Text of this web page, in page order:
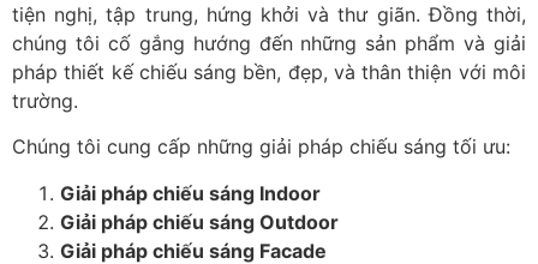
tiện nghị, tập trung, hứng khởi và thư giãn. Đồng thời,
chúng tôi cố gắng hướng đến những sản phẩm và giải
pháp thiết kế chiếu sáng bền, đẹp, và thân thiện với môi
trường.
Chúng tôi cung cấp những giải pháp chiếu sáng tối ưu:
Giải pháp chiếu sáng Indoor
Giải pháp chiếu sáng Outdoor
Giải pháp chiếu sáng Facade